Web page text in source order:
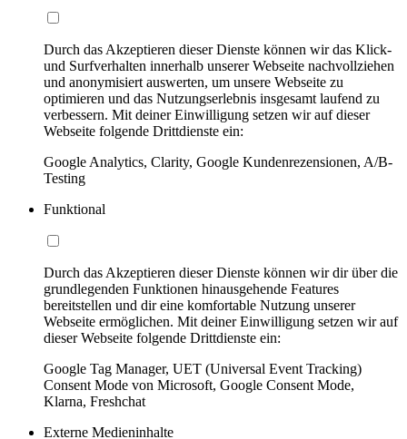
Durch das Akzeptieren dieser Dienste können wir das Klick-
und Surfverhalten innerhalb unserer Webseite nachvollziehen
und anonymisiert auswerten, um unsere Webseite zu
optimieren und das Nutzungserlebnis insgesamt laufend zu
verbessern. Mit deiner Einwilligung setzen wir auf dieser
Webseite folgende Drittdienste ein:
Google Analytics, Clarity, Google Kundenrezensionen, A/B-
Testing
Funktional
Durch das Akzeptieren dieser Dienste können wir dir über die
grundlegenden Funktionen hinausgehende Features
bereitstellen und dir eine komfortable Nutzung unserer
Webseite ermöglichen. Mit deiner Einwilligung setzen wir auf
dieser Webseite folgende Drittdienste ein:
Google Tag Manager, UET (Universal Event Tracking)
Consent Mode von Microsoft, Google Consent Mode,
Klarna, Freshchat
Externe Medieninhalte